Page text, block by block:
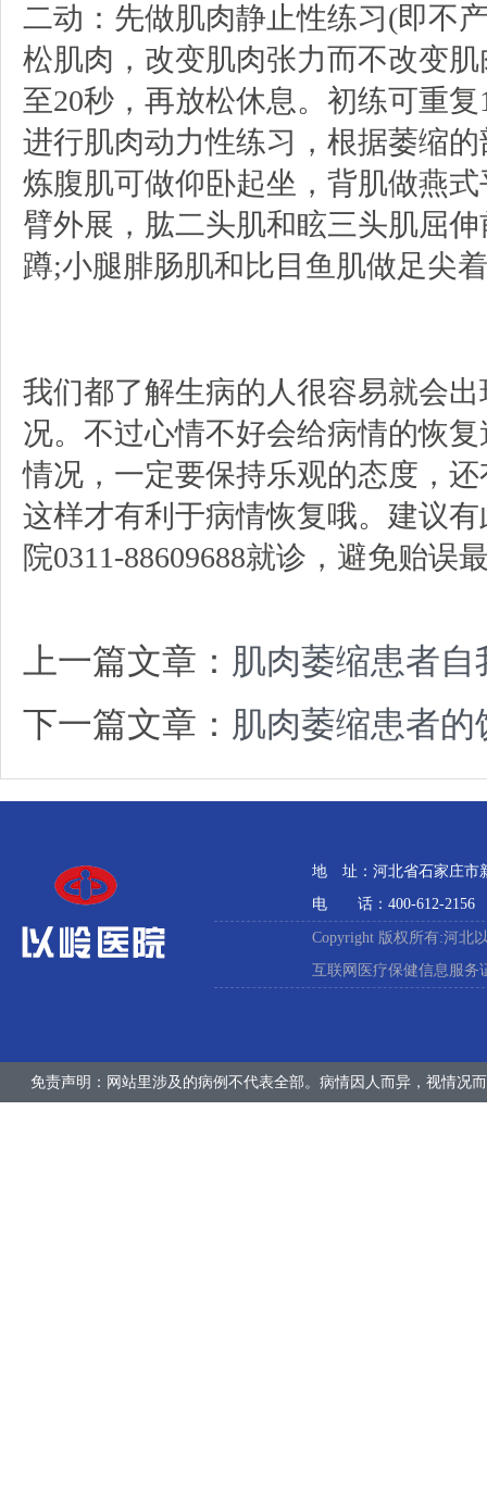
二动：先做肌肉静止性练习(即不
松肌肉，改变肌肉张力而不改变
至20秒，再放松休息。初练可重
进行肌肉动力性练习，根据萎缩
炼腹肌可做仰卧起坐，背肌做燕
臂外展，肱二头肌和眩三头肌屈
蹲;小腿腓肠肌和比目鱼肌做足尖
我们都了解生病的人很容易就会
况。不过心情不好会给病情的恢
情况，一定要保持乐观的态度，
这样才有利于病情恢复哦。建议
院0311-88609688就诊，避免贻误
上一篇文章： 肌肉萎缩患者
下一篇文章： 肌肉萎缩患者
地 址：河北省石家庄市
电 话：400-612-2156
Copyright 版权所有:河北
互联网医疗保健信息服务
免责声明：网站里涉及的病例不代表全部。病情因人而异，视情况